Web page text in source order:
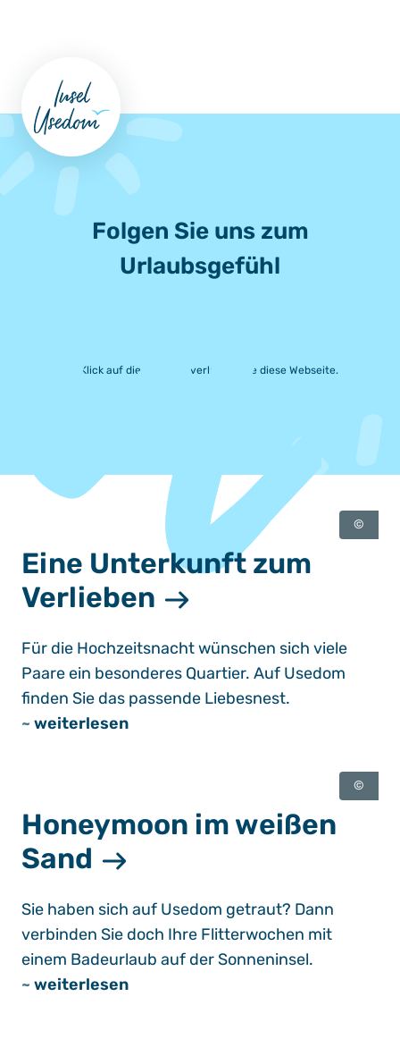
Folgen Sie uns zum
Urlaubsgefühl
Mit Klick auf die Symbole verlassen Sie diese Webseite.
©
Eine Unterkunft zum
Verlieben
Für die Hochzeitsnacht wünschen sich viele
Paare ein besonderes Quartier. Auf Usedom
finden Sie das passende Liebesnest.
~ weiterlesen
©
Honeymoon im weißen
Sand
Sie haben sich auf Usedom getraut? Dann
verbinden Sie doch Ihre Flitterwochen mit
einem Badeurlaub auf der Sonneninsel.
~ weiterlesen